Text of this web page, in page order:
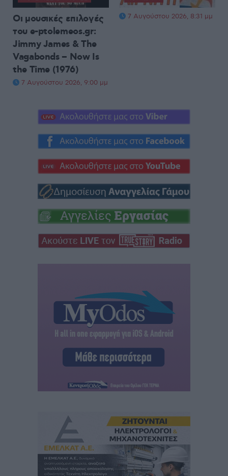
Οι μουσικές επιλογές
του e-ptolemeos.gr:
Jimmy James & The
Vagabonds – Now Is
the Time (1976)
7 Αυγούστου 2026, 9:00 μμ
7 Αυγούστου 2026, 8:31 μμ